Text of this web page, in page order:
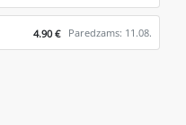
4.90 € Paredzams: 11.08.